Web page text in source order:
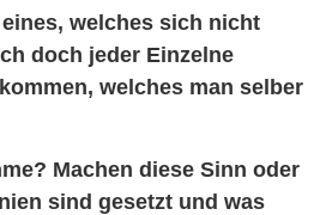
welches sich nicht
doch jeder Einzelne
welches man selber
Machen diese Sinn oder
sind gesetzt und was